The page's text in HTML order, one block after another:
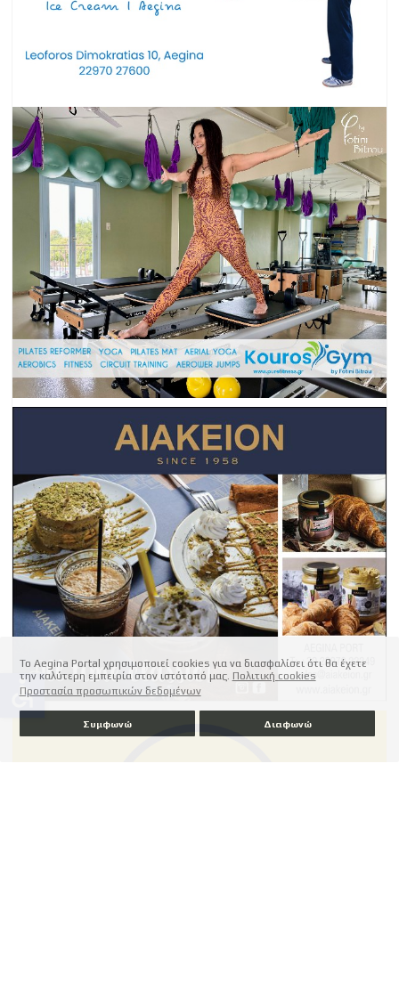
Το Aegina Portal χρησιμοποιεί cookies για να διασφαλίσει ότι θα έχετε
την καλύτερη εμπειρία στον ιστότοπό μας. Πολιτική cookies
Προστασία προσωπικών δεδομένων
Συμφωνώ Διαφωνώ
accessible